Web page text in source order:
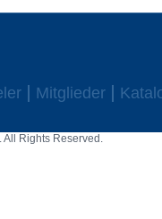
Mitglieder
Rights Reserved.